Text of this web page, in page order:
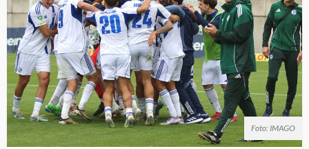
Foto: IMAGO